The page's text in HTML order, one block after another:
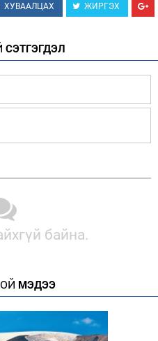
ХУВААЛЦАХ ЖИРГЭХ
СЭТГЭГДЭЛ
байна.
МЭДЭЭ